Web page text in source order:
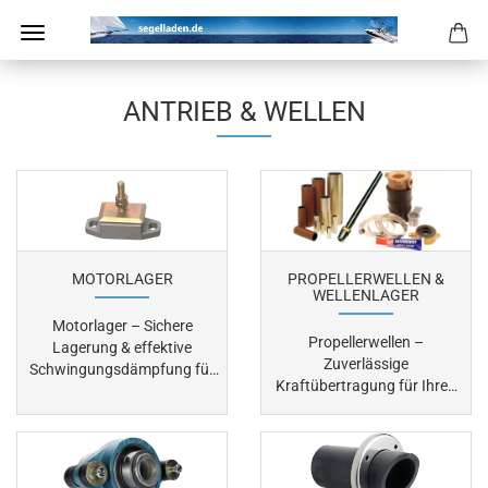
ANTRIEB & WELLEN
MOTORLAGER
Motorlager – Sichere
Lagerung & effektive
Schwingungsdämpfung für
sind essenzielle
Komponenten, um
Bootsmotoren sicher zu
befestigen, Vibrationen zu
PROPELLERWELLEN &
WELLENLAGER
Propellerwellen –
Zuverlässige
Kraftübertragung für Ihren
Propellerwelle ist das
zentrale Bauteil der
Wellenanlage eines Bootes.